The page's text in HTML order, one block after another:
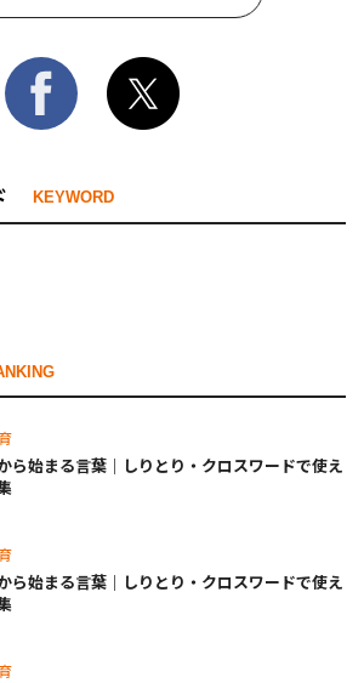
KEYWORD
から始まる言葉｜しりとり・クロスワードで使え
から始まる言葉｜しりとり・クロスワードで使え